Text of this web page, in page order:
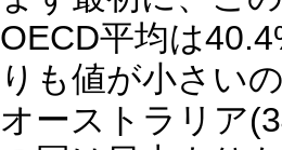
OECD平均は
りも値が小さい
オーストラリア